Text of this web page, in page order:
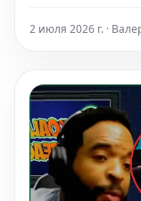
помощницей. Это
2 июля 2026 г. ·